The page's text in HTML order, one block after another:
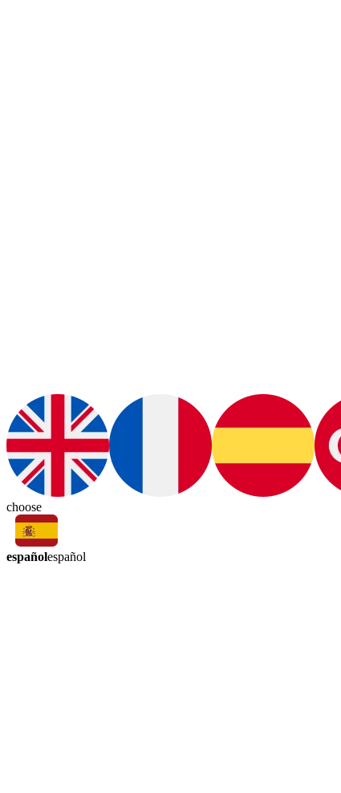
choose
españolespañol